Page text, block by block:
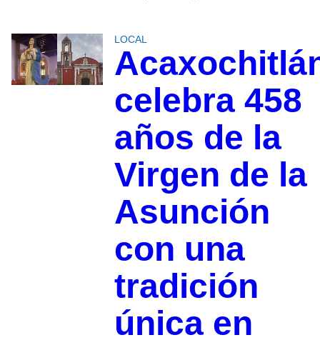
LOCAL
celebra 458
años de la
Virgen de la
Asunción
con una
tradición
única en